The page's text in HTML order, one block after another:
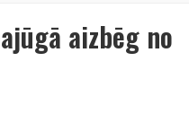
aizbēg no